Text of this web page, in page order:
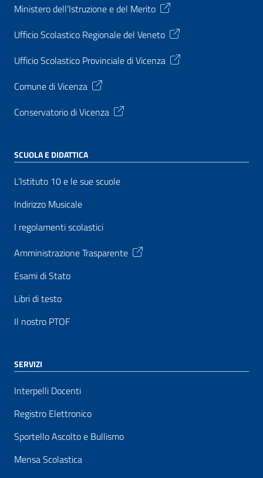
Ministero dell’Istruzione e del Merito
Ufficio Scolastico Regionale del Veneto
Ufficio Scolastico Provinciale di Vicenza
Comune di Vicenza
Conservatorio di Vicenza
SCUOLA E DIDATTICA
L’Istituto 10 e le sue scuole
Indirizzo Musicale
I regolamenti scolastici
Amministrazione Trasparente
Esami di Stato
Libri di testo
Il nostro PTOF
SERVIZI
Interpelli Docenti
Registro Elettronico
Sportello Ascolto e Bullismo
Mensa Scolastica